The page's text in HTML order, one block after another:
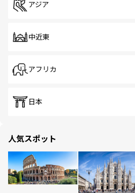
アジア
中近東
アフリカ
日本
人気スポット